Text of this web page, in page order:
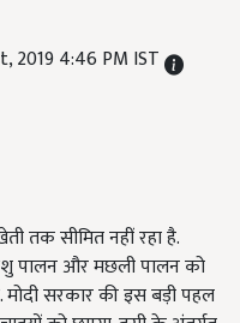
2019 4:46 PM IST
तक सीमित नहीं रहा है.
पालन और मछली पालन को
मोदी सरकार की इस बड़ी पहल